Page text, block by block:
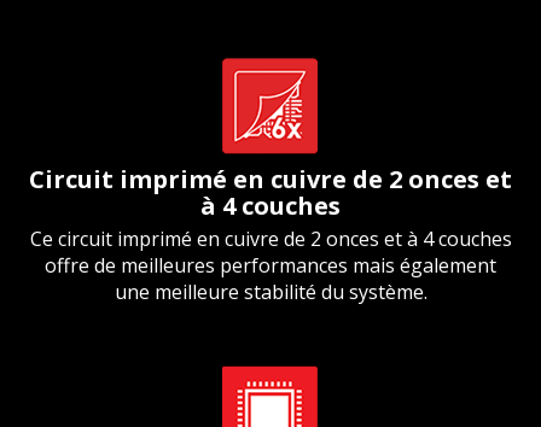
Circuit imprimé en cuivre de 2 onces et
à 4 couches
Ce circuit imprimé en cuivre de 2 onces et à 4 couches
offre de meilleures performances mais également
une meilleure stabilité du système.